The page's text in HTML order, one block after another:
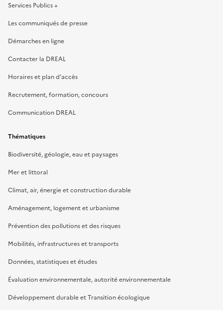
Services Publics +
Les communiqués de presse
Démarches en ligne
Contacter la DREAL
Horaires et plan d’accès
Recrutement, formation, concours
Communication DREAL
Thématiques
Biodiversité, géologie, eau et paysages
Mer et littoral
Climat, air, énergie et construction durable
Aménagement, logement et urbanisme
Prévention des pollutions et des risques
Mobilités, infrastructures et transports
Données, statistiques et études
Évaluation environnementale, autorité environnementale
Développement durable et Transition écologique